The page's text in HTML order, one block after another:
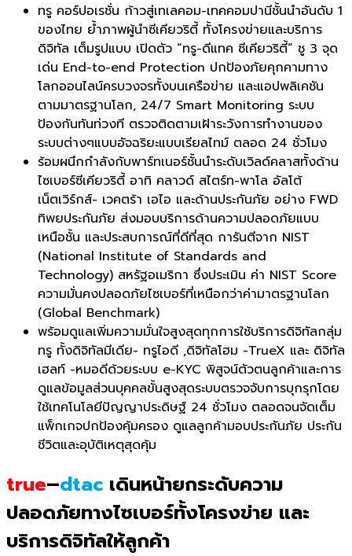
ทรู คอร์ปอเรชั่น ก้าวสู่เทเลคอม-เทคคอมปานีชั้นนำอันดับ 1
ของไทย ย้ำภาพผู้นำซีเคียวริตี้ ทั้งโครงข่ายและบริการ
ดิจิทัล เต็มรูปแบบ เปิดตัว “ทรู-ดีแทค ซีเคียวริตี้” ชู 3 จุด
เด่น End-to-end Protection ปกป้องภัยคุกคามทาง
โลกออนไลน์ครบวงจรทั้งบนเครือข่าย และแอปพลิเคชัน
ตามมาตรฐานโลก, 24/7 Smart Monitoring ระบบ
ป้องกันทันท่วงที ตรวจติดตามเฝ้าระวังการทำงานของ
ระบบต่างๆแบบอัจฉริยะแบบเรียลไทม์ ตลอด 24 ชั่วโมง
ร้อมผนึกกำลังกับพาร์ทเนอร์ชั้นนำระดับเวิลด์คลาสทั้งด้าน
ไซเบอร์ซีเคียวริตี้ อาทิ คลาวด์ สไตร์ท-พาโล อัลโต้
เน็ตเวิร์กส์- เวคตร้า เอไอ และด้านประกันภัย อย่าง FWD
ทิพยประกันภัย ส่งมอบบริการด้านความปลอดภัยแบบ
เหนือชั้น และประสบการณ์ที่ดีที่สุด การันตีจาก NIST
(National Institute of Standards and
Technology) สหรัฐอเมริกา ซึ่งประเมิน ค่า NIST Score
ความมั่นคงปลอดภัยไซเบอร์ที่เหนือกว่าค่ามาตรฐานโลก
(Global Benchmark)
พร้อมดูแลเพิ่มความมั่นใจสูงสุดทุกการใช้บริการดิจิทัลกลุ่ม
ทรู ทั้งดิจิทัลมีเดีย- ทรูไอดี ,ดิจิทัลโฮม -TrueX และ ดิจิทัล
เฮลท์ -หมอดีด้วยระบบ e-KYC พิสูจน์ตัวตนลูกค้าและการ
ดูแลข้อมูลส่วนบุคคลขั้นสูงสุดระบบตรวจจับการบุกรุกโดย
ใช้เทคโนโลยีปัญญาประดิษฐ์ 24 ชั่วโมง ตลอดจนจัดเต็ม
แพ็กเกจปกป้องคุ้มครอง ดูแลลูกค้ามอบประกันภัย ประกัน
ชีวิตและอุบัติเหตุสุดคุ้ม
true–dtac เดินหน้ายกระดับความ
ปลอดภัยทางไซเบอร์ทั้งโครงข่าย และ
บริการดิจิทัลให้ลูกค้า